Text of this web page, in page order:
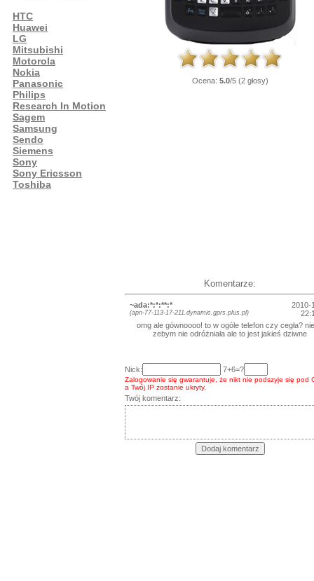
HTC
Huawei
LG
Mitsubishi
Motorola
Nokia
Panasonic
Philips
Research In Motion
Sagem
Samsung
Sendo
Siemens
Sony
Sony Ericsson
Toshiba
Ocena: 5.0/5 (2 głosy)
Komentarze:
~ada:*:*:**:*
2010-
(apn-77-113-17-211.dynamic.gprs.plus.pl)
omg ale gównoooo! to w ogóle telefon czy cegła?
zebym nie odróżniała ale to jest jakieś dziwne
Nick: 7+6=?
Zalogowanie się gwarantuje, że nikt nie podszyje się pod
a Twój IP zostanie ukryty.
Twój komentarz: